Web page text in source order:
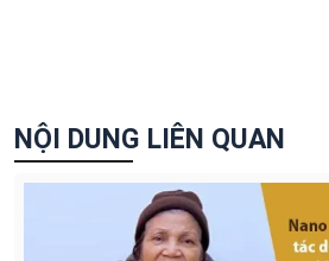
NỘI DUNG LIÊN QUAN